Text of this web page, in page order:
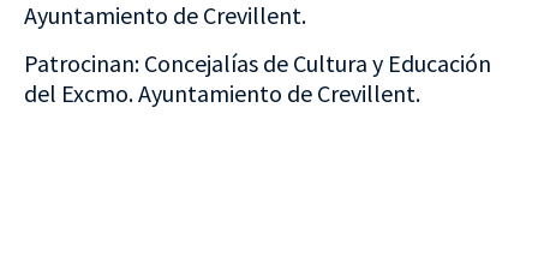
Ayuntamiento de Crevillent.
Patrocinan: Concejalías de Cultura y Educación
del Excmo. Ayuntamiento de Crevillent.